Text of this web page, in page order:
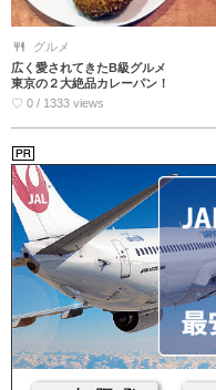
グルメ
広く愛されてきたB級グルメ
東京の２大絶品カレーパン！
♡ 0 / 1333 views